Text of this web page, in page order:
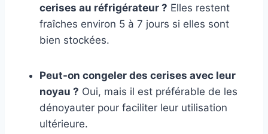
cerises au réfrigérateur ? Elles restent
fraîches environ 5 à 7 jours si elles sont
bien stockées.
Peut-on congeler des cerises avec leur
noyau ? Oui, mais il est préférable de les
dénoyauter pour faciliter leur utilisation
ultérieure.